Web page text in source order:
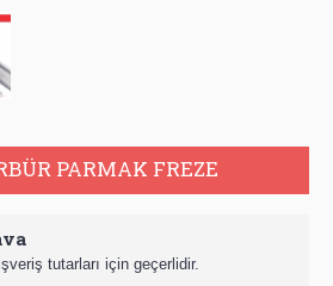
PARMAK FREZE
tutarları için geçerlidir.